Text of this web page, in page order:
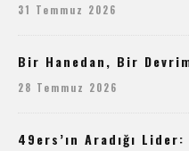
31 Temmuz 2026
Bir Hanedan, Bir
28 Temmuz 2026
49ers’ın Aradığı Lider: